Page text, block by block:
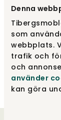
Denna
som
webbplats.
trafik och
och
använder
kan göra
Pernilla 2
med
linnegjord
Bruno Mathsson